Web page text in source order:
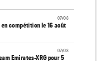
07/08
compétition le 16 août
07/08
Emirates-XRG pour 5